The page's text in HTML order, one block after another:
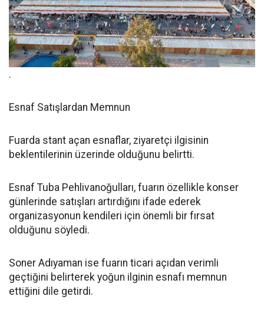
.
Esnaf Satışlardan Memnun
Fuarda stant açan esnaflar, ziyaretçi ilgisinin
beklentilerinin üzerinde olduğunu belirtti.
Esnaf Tuba Pehlivanoğulları, fuarın özellikle konser
günlerinde satışları artırdığını ifade ederek
organizasyonun kendileri için önemli bir fırsat
olduğunu söyledi.
Soner Adıyaman ise fuarın ticari açıdan verimli
geçtiğini belirterek yoğun ilginin esnafı memnun
ettiğini dile getirdi.